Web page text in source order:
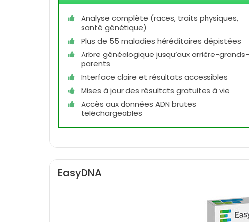
Analyse complète (races, traits physiques,
santé génétique)
Plus de 55 maladies héréditaires dépistées
Arbre généalogique jusqu’aux arrière-grands-
parents
Interface claire et résultats accessibles
Mises à jour des résultats gratuites à vie
Accès aux données ADN brutes
téléchargeables
EasyDNA